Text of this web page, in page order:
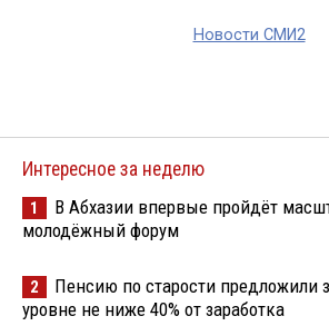
Новости СМИ2
Интересное за неделю
1
В Абхазии впервые пройдёт
молодёжный форум
2
Пенсию по старости предложили
уровне не ниже 40% от заработка